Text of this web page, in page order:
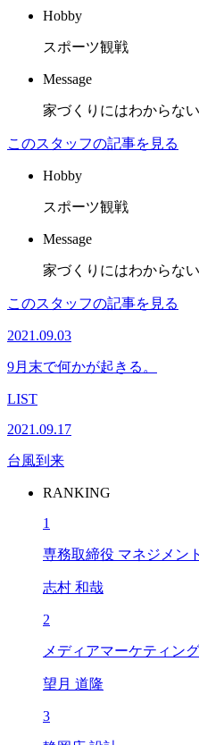
Hobby
スポーツ観戦
Message
家づくりにはわからな
このスタッフの記事を見る
Hobby
スポーツ観戦
Message
家づくりにはわからな
このスタッフの記事を見る
2021.09.03
9月末で何かが起きる。
LIST
2021.09.17
台風到来
RANKING
1
専務取締役 マネジメン
志村 和哉
2
メディアマーケティン
望月 道隆
3